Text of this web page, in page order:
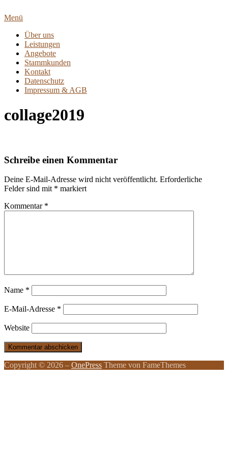
Inhalt
Menü
Über uns
Leistungen
Angebote
Stammkunden
Kontakt
Datenschutz
Impressum & AGB
collage2019
Schreibe einen Kommentar
Deine E-Mail-Adresse wird nicht veröffentlicht. Erforderliche
Felder sind mit * markiert
Kommentar *
Name *
E-Mail-Adresse *
Website
Copyright © 2026 – OnePress Theme von FameThemes